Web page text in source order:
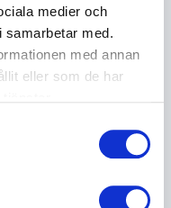
medier och
samarbetar med.
med annan
eller som de har
mänskligt
påverkar ofta
kan förändra både